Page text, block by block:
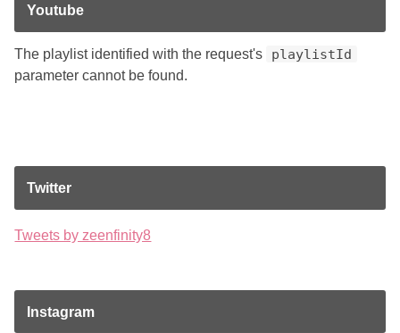
Youtube
The playlist identified with the request's playlistId
parameter cannot be found.
Twitter
Tweets by zeenfinity8
Instagram